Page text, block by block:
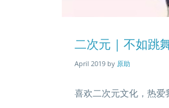
image
二次元 | 不如跳
April 2019 by 原助
喜欢二次元文化，热爱